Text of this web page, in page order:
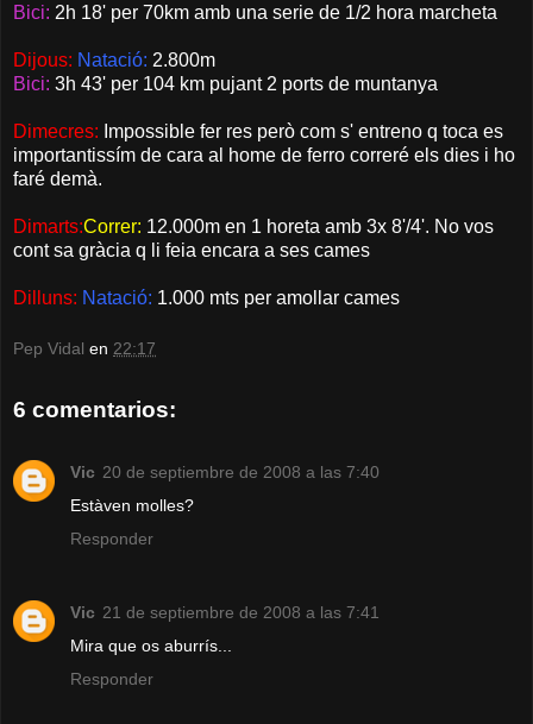
Bici: 2h 18' per 70km amb una serie de 1/2 hora marcheta
Dijous: Natació: 2.800m
Bici: 3h 43' per 104 km pujant 2 ports de muntanya
Dimecres: Impossible fer res però com s' entreno q toca es
importantissím de cara al home de ferro correré els dies i ho
faré demà.
Dimarts:Correr: 12.000m en 1 horeta amb 3x 8'/4'. No vos
cont sa gràcia q li feia encara a ses cames
Dilluns: Natació: 1.000 mts per amollar cames
Pep Vidal en 22:17
6 comentarios:
Vic 20 de septiembre de 2008 a las 7:40
Estàven molles?
Responder
Vic 21 de septiembre de 2008 a las 7:41
Mira que os aburrís...
Responder